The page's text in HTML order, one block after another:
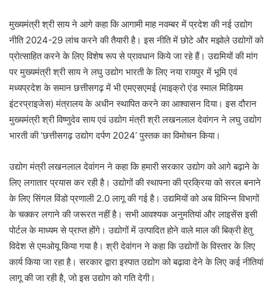
मुख्यमंत्री श्री साय ने आगे कहा कि आगामी माह नवम्बर में प्रदेश की नई उद्योग
नीति 2024-29 लांच करने की तैयारी है। इस नीति में छोटे और मझोले उद्योगों को
प्रोत्साहित करने के लिए विशेष रूप से प्रावधान किये जा रहे हैं। उद्यमियों की मांग
पर मुख्यमंत्री श्री साय ने लघु उद्योग भारती के लिए नया रायपुर में भूमि एवं
मध्यप्रदेश के समान छत्तीसगढ़ में भी एमएसएमई (माइक्रो एंड स्माल मिडियम
इंटरप्राइजेस) मंत्रालय के अधीन स्थापित करने का आश्वासन दिया। इस दौरान
मुख्यमंत्री श्री विष्णुदेव साय एवं उद्योग मंत्री श्री लखनलाल देवांगन ने लघु उद्योग
भारती की ’छत्तीसगढ़ उद्योग दर्पण 2024’ पुस्तक का विमोचन किया।
उद्योग मंत्री लखनलाल देवांगन ने कहा कि हमारी सरकार उद्योग को आगे बढ़ाने के
लिए लगातार प्रयास कर रही है। उद्योगों की स्थापना की प्रक्रिया को सरल बनाने
के लिए सिंगल विंडो प्रणाली 2.0 लागू की गई है। उद्यमियों को अब विभिन्न विभागों
के चक्कर लगाने की जरूरत नहीं है। सभी आवश्यक अनुमतियां और लाइसेंस इसी
पोर्टल के माध्यम से प्राप्त होंगे। उद्योगों में उत्पादित होने वाले माल की बिक्री हेतु
विदेश से एमओयू किया गया है। श्री देवांगन ने कहा कि उद्योगों के विस्तार के लिए
कार्य किया जा रहा है। सरकार द्वारा इस्पात उद्योग को बढ़ावा देने के लिए कई नीतियां
लागू की जा रही है, जो इस उद्योग को गति देगी।